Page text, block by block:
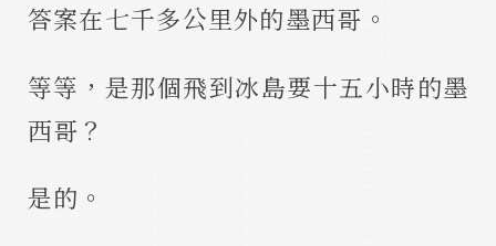
答案在七千多公里外的墨西哥。
等等，是那個飛到冰島要十五小時的墨
西哥？
是的。